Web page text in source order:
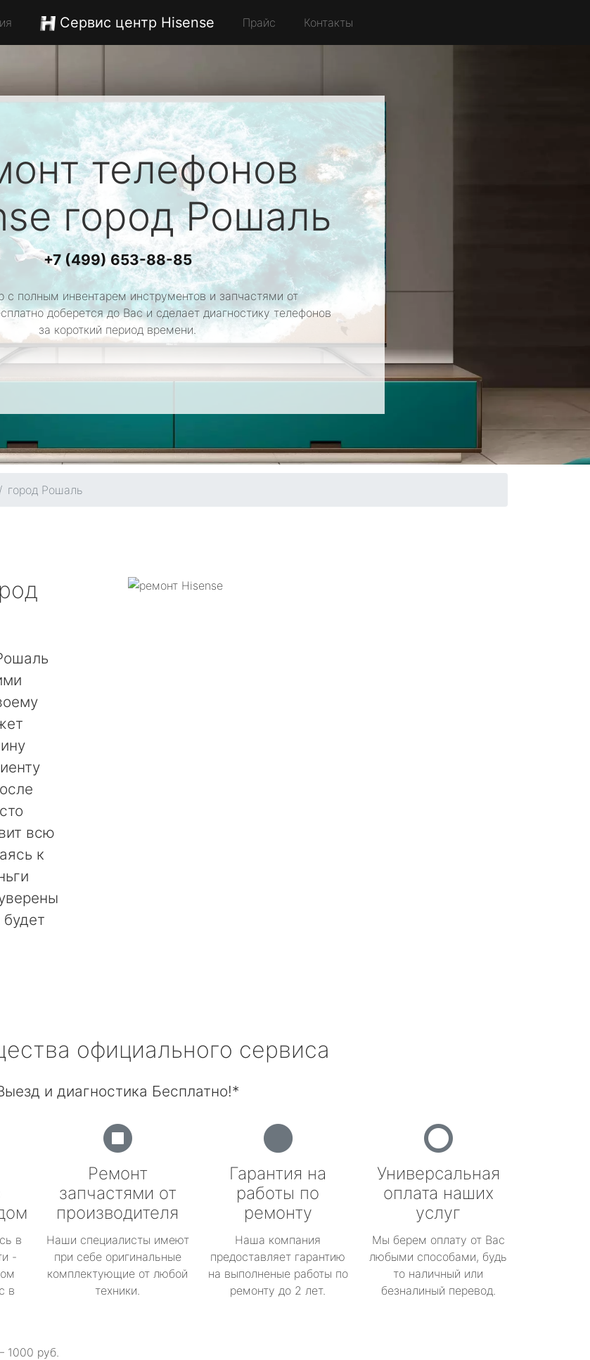
Сервис центр Hisense Прайс Контакты
телефонов
город Рошаль
+7 (499) 653-88-85
полным инвентарем инструментов и запчастями от
доберется до Вас и сделает диагностику телефонов
за короткий период времени.
город Рошаль
всю
к
официального сервиса
и диагностика Бесплатно!*
в
-
в
Ремонт
запчастями от
производителя
Наши специалисты имеют
при себе оригинальные
комплектующие от любой
техники.
Гарантия на
работы по
ремонту
Наша компания
предоставляет гарантию
на выполненые работы по
ремонту до 2 лет.
Универсальная
оплата наших
услуг
Мы берем оплату от Вас
любыми способами, будь
то наличный или
безналиный перевод.
1000 руб.